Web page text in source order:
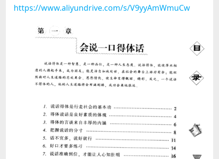
https://www.aliyundrive.com/s/V9yyAmWmuCw